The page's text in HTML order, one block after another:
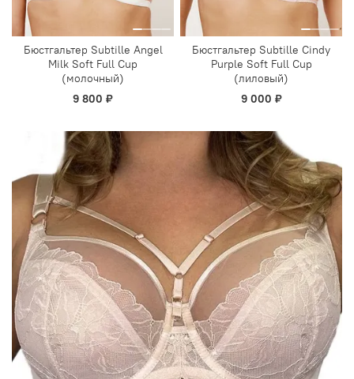
Бюстгальтер Subtille Angel
Milk Soft Full Cup
(молочный)
9 800 ₽
Бюстгальтер Subtille Cindy
Purple Soft Full Cup
(лиловый)
9 000 ₽